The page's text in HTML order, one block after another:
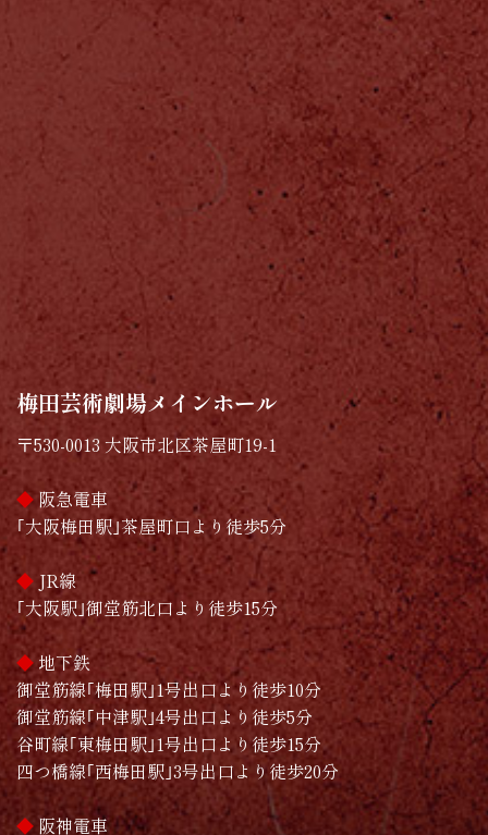
梅田芸術劇場メインホール
〒530-0013 大阪市北区茶屋町19-1
◆ 阪急電車
｢大阪梅田駅｣茶屋町口より徒歩5分
◆ JR線
｢大阪駅｣御堂筋北口より徒歩15分
◆ 地下鉄
御堂筋線｢梅田駅｣1号出口より徒歩10分
御堂筋線｢中津駅｣4号出口より徒歩5分
谷町線｢東梅田駅｣1号出口より徒歩15分
四つ橋線｢西梅田駅｣3号出口より徒歩20分
◆ 阪神電車